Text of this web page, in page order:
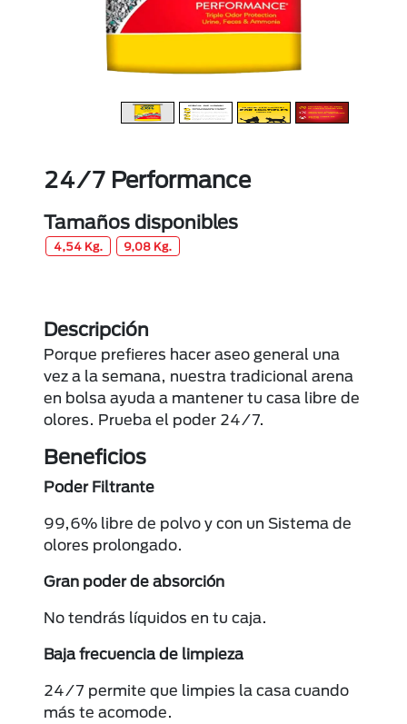
24/7 Performance
Tamaños disponibles
4,54 Kg. 9,08 Kg.
Descripción
Porque prefieres hacer aseo general una
vez a la semana, nuestra tradicional arena
en bolsa ayuda a mantener tu casa libre de
olores. Prueba el poder 24/7.
Beneficios
Poder Filtrante
99,6% libre de polvo y con un Sistema de
olores prolongado.
Gran poder de absorción
No tendrás líquidos en tu caja.
Baja frecuencia de limpieza
24/7 permite que limpies la casa cuando
más te acomode.